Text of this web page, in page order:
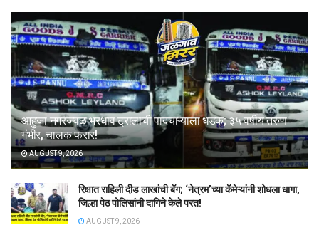
आहुजा नगरजवळ भरधाव ट्रालाची पादचाऱ्याला धडक; ३५ वर्षीय तरुण
गंभीर, चालक फरार!
AUGUST 9, 2026
रिक्षात राहिली दीड लाखांची बॅग; ‘नेत्रम’च्या कॅमेऱ्यांनी शोधला धागा,
जिल्हा पेठ पोलिसांनी दागिने केले परत!
AUGUST 9, 2026